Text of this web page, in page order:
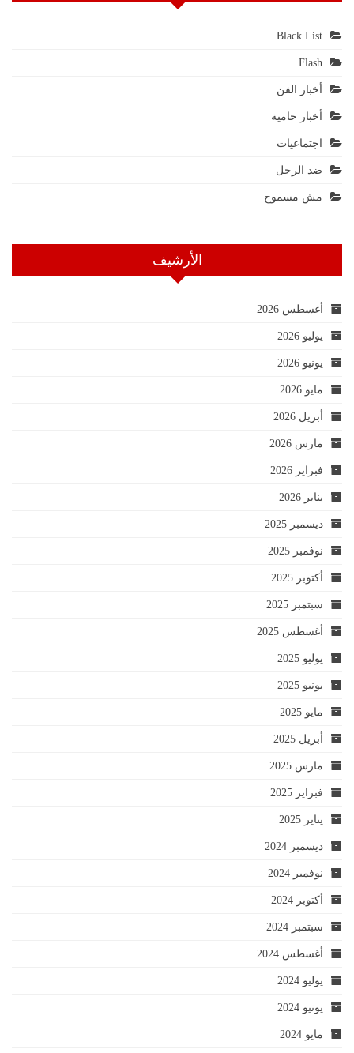
Black List
Flash
أخبار الفن
أخبار حامية
اجتماعيات
ضد الرجل
مش مسموح
الأرشيف
أغسطس 2026
يوليو 2026
يونيو 2026
مايو 2026
أبريل 2026
مارس 2026
فبراير 2026
يناير 2026
ديسمبر 2025
نوفمبر 2025
أكتوبر 2025
سبتمبر 2025
أغسطس 2025
يوليو 2025
يونيو 2025
مايو 2025
أبريل 2025
مارس 2025
فبراير 2025
يناير 2025
ديسمبر 2024
نوفمبر 2024
أكتوبر 2024
سبتمبر 2024
أغسطس 2024
يوليو 2024
يونيو 2024
مايو 2024